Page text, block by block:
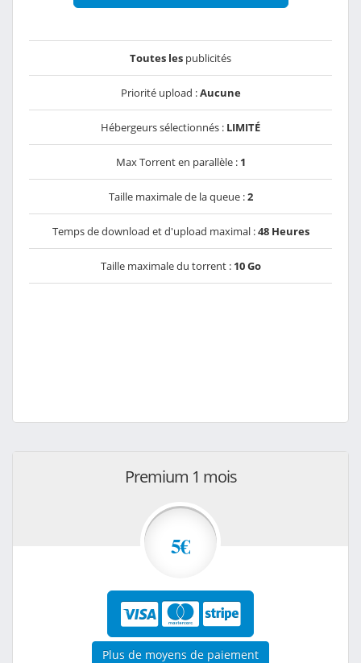
Toutes les publicités
Priorité upload :Aucune
Hébergeurs sélectionnés : LIMITÉ
Max Torrent en parallèle : 1
Taille maximale de la queue :2
Temps de download et d'upload maximal :48 Heures
Taille maximale du torrent : 10 Go
Premium 1 mois
5€
Plus de moyens de paiement